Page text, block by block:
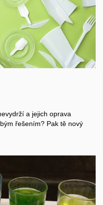
a jejich oprava
řešením? Pak tě nový